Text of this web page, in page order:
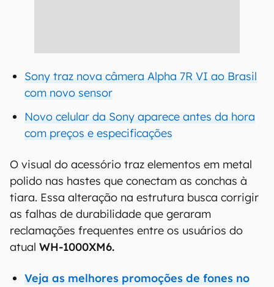
Sony traz nova câmera Alpha 7R VI ao Brasil
com novo sensor
Novo celular da Sony aparece antes da hora
com preços e especificações
O visual do acessório traz elementos em metal
polido nas hastes que conectam as conchas à
tiara. Essa alteração na estrutura busca corrigir
as falhas de durabilidade que geraram
reclamações frequentes entre os usuários do
atual WH-1000XM6.
Veja as melhores promoções de fones no